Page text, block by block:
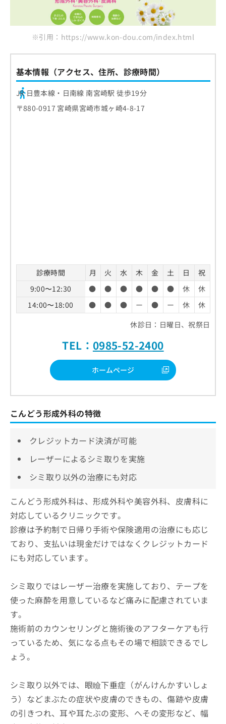
※引用：https://www.kon-dou.com/index.html
基本情報（アクセス、住所、診療時間）
JR 日豊本線・日南線 南宮崎駅 徒歩19分
〒880-0917 宮崎県宮崎市城ヶ崎4-8-17
診療時間 月 火 水 木 金 土 日
祝
9:00〜12:30
● ● ● ● ● ● 休
休
14:00〜18:00
● ● ● ー ● ー 休
休
休診日：日曜日、祝祭日
TEL： 0985-52-2400
ホームページ
こんどう形成外科の特徴
クレジットカード決済が可能
レーザーによるシミ取りを実施
シミ取り以外の治療にも対応
こんどう形成外科は、形成外科や美容外科、皮膚科に
対応しているクリニックです。
診療は予約制で日帰り手術や保険適用の治療にも応じ
ており、支払いは現金だけではなくクレジットカード
にも対応しています。
シミ取りではレーザー治療を実施しており、テープを
使った麻酔を用意しているなど痛みに配慮されていま
す。
施術前のカウンセリングと施術後のアフターケアも行
っているため、気になる点もその場で相談できるでし
ょう。
シミ取り以外では、眼瞼下垂症（がんけんかすいしょ
う）などまぶたの症状や皮膚のできもの、傷跡や皮膚
の引きつれ、耳や耳たぶの変形、へその変形など、幅